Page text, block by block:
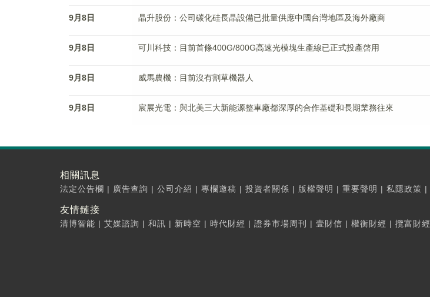
9月8日 晶升股份：公司碳化硅長晶設備已批量供應中國台灣地區及海外廠商
9月8日 可川科技：目前首條400G/800G高速光模塊生產線已正式投產啓用
9月8日 威馬農機：目前沒有割草機器人
9月8日 宸展光電：與北美三大新能源整車廠都深厚的合作基礎和長期業務往來
相關訊息
法定公告欄 | 廣告查詢 | 公司介紹 | 專欄邀稿 | 投資者關係 | 版權聲明 | 重要聲明 | 私隱政策 |
友情鏈接
清博智能 | 艾媒諮詢 | 和訊 | 新時空 | 時代財經 | 證券市場周刊 | 壹財信 | 權衡財經 | 攬富財經